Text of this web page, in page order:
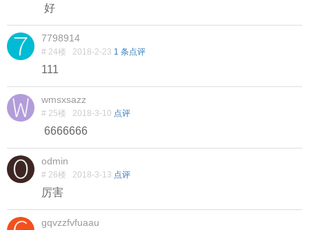
好
7798914
# 24楼 2018-2-23 1 条点评
111
wmsxsazz
# 25楼 2018-3-10 点评
6666666
odmin
# 26楼 2018-3-13 点评
厉害
gqvzzfvfuaau